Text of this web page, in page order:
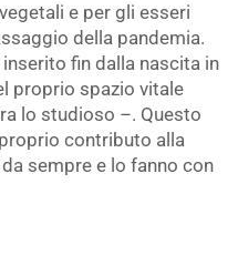
e per gli esseri
della pandemia.
fin dalla nascita in
proprio spazio vitale
lo studioso –. Questo
contributo alla
sempre e lo fanno con